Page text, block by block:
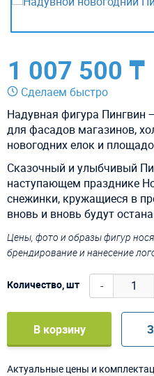
1 007 500 ₸
Сделаем быстро
Надувная фигура Пингвин
для фасадов магазинов,
новогодних елок и
Сказочный и улыбчивый
наступающем празднике
снежинки, кружащиеся в
вновь и вновь будут
Цены, фото и образы фигур
брендирование и нанесение
Количество, шт -
В корзину
Актуальные цены и